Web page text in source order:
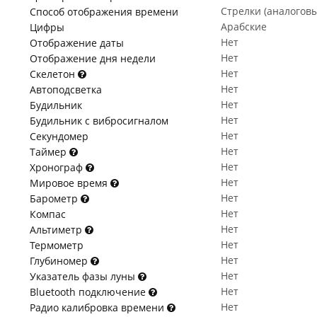
Способ отображения времени
Стрелки
Цифры
Арабские
Отображение даты
Нет
Отображение дня недели
Нет
Скелетон
Нет
Автоподсветка
Нет
Будильник
Нет
Будильник с вибросигналом
Нет
Секундомер
Нет
Таймер
Нет
Хронограф
Нет
Мировое время
Нет
Барометр
Нет
Компас
Нет
Альтиметр
Нет
Термометр
Нет
Глубиномер
Нет
Указатель фазы луны
Нет
Bluetooth подключение
Нет
Радио калибровка времени
Нет